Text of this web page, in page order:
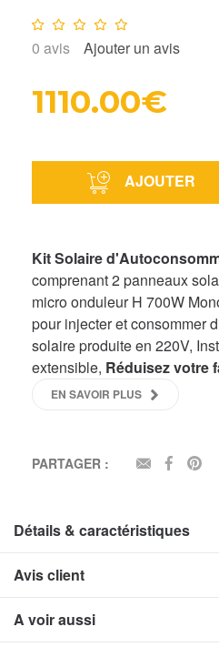
Note : 0/10
0 avis Ajouter un avis
1110.00€
AJOUTER
Kit Solaire
comprenant 2 panneaux
micro onduleur H 700W
pour injecter et consommer
solaire produite en 220V,
extensible, Réduisez votre
EN SAVOIR PLUS
PARTAGER : EMAIL
Détails & caractéristiques
Avis client
A voir aussi